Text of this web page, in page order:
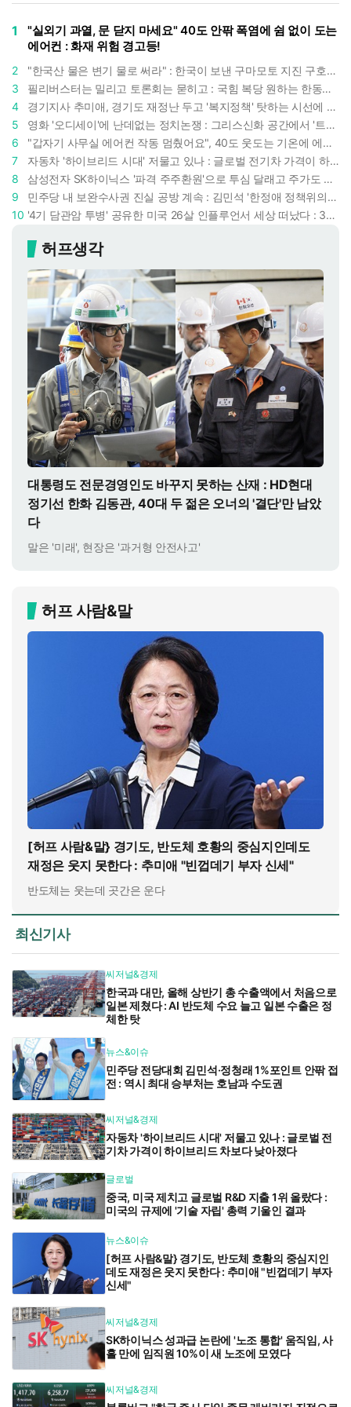
1
"실외기 과열, 문 닫지 마세요" 40도 안팎 폭염에 쉼 없이 도는
에어컨 : 화재 위험 경고등!
2
"한국산 물은 변기 물로 써라" : 한국이 보낸 구마모토 지진 구호품에 한 일본인의 '어처구니 없는' 반응
3
필리버스터는 밀리고 토론회는 묻히고 : 국힘 복당 원하는 한동훈, '검사 정치'의 한계만 드러내나
4
경기지사 추미애, 경기도 재정난 두고 '복지정책' 탓하는 시선에 정면 반박 : "고령자와 아이 인구 급증"
5
영화 '오디세이'에 난데없는 정치논쟁 : 그리스신화 공간에서 '트럼프 전쟁의 참혹함'이 보인다
6
"갑자기 사무실 에어컨 작동 멈췄어요", 40도 웃도는 기온에 에어컨도 숨이 찬다
7
자동차 '하이브리드 시대' 저물고 있나 : 글로벌 전기차 가격이 하이브리드 차보다 낮아졌다
8
삼성전자 SK하이닉스 '파격 주주환원'으로 투심 달래고 주가도 받칠까, 100조 넘는 추가 배당 재원에 쏠리는 눈
9
민주당 내 보완수사권 진실 공방 계속 : 김민석 '한정애 정책위의장' 발언 근거로 내세우자 사무총장 지낸 조승래 반박
10
'4기 담관암 투병' 공유한 미국 26살 인플루언서 세상 떠났다 : 3년간 보여준 희망과 용기
허프생각
대통령도 전문경영인도 바꾸지 못하는 산재 : HD현대
정기선 한화 김동관, 40대 두 젊은 오너의 '결단'만 남았
다
말은 '미래', 현장은 '과거형 안전사고'
허프 사람&말
[허프 사람&말} 경기도, 반도체 호황의 중심지인데도
재정은 웃지 못한다 : 추미애 "빈껍데기 부자 신세"
반도체는 웃는데 곳간은 운다
최신기사
씨저널&경제
한국과 대만, 올해 상반기 총 수출액에서 처음으로
일본 제쳤다 : AI 반도체 수요 늘고 일본 수출은 정
체한 탓
뉴스&이슈
민주당 전당대회 김민석·정청래 1%포인트 안팎 접
전 : 역시 최대 승부처는 호남과 수도권
씨저널&경제
자동차 '하이브리드 시대' 저물고 있나 : 글로벌 전
기차 가격이 하이브리드 차보다 낮아졌다
글로벌
중국, 미국 제치고 글로벌 R&D 지출 1위 올랐다 :
미국의 규제에 '기술 자립' 총력 기울인 결과
뉴스&이슈
[허프 사람&말} 경기도, 반도체 호황의 중심지인
데도 재정은 웃지 못한다 : 추미애 "빈껍데기 부자
신세"
씨저널&경제
SK하이닉스 성과급 논란에 '노조 통합' 움직임, 사
흘 만에 임직원 10%이 새 노조에 모였다
씨저널&경제